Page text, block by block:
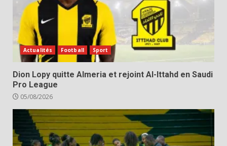
Actualités Football Sport
Dion Lopy quitte Almeria et rejoint Al-Ittahd en Saudi
Pro League
05/08/2026